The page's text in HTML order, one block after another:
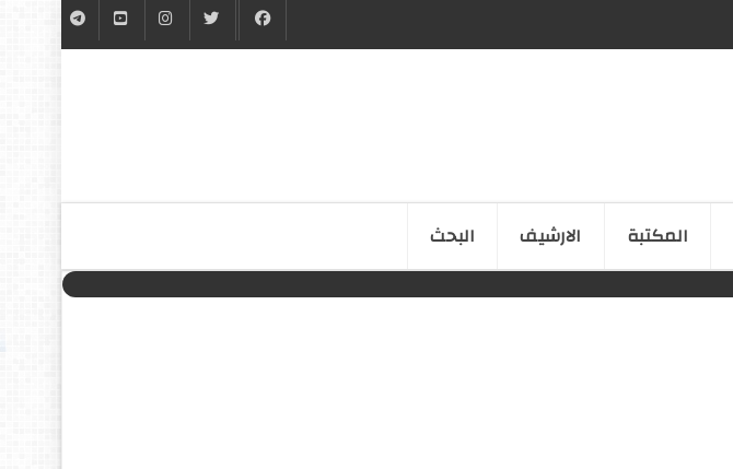
المكتبة الارشیف البحث